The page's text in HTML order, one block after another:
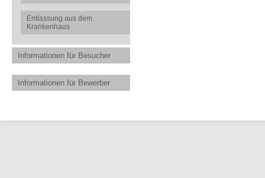
Entlassung aus dem
Krankenhaus
Informationen für Besucher
Informationen für Bewerber